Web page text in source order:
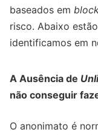
baseados em
risco. Abaixo
identificamos em
A Ausência de
não conseguir
O anonimato é